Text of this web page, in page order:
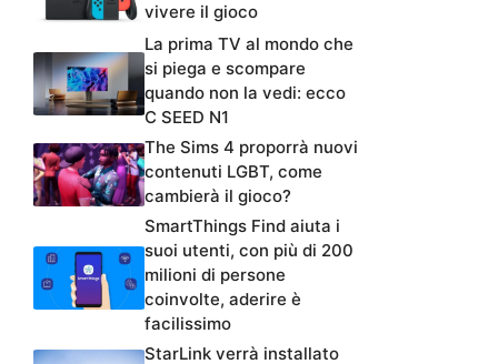
vivere il gioco
La prima TV al mondo che
si piega e scompare
quando non la vedi: ecco
C SEED N1
The Sims 4 proporrà nuovi
contenuti LGBT, come
cambierà il gioco?
SmartThings Find aiuta i
suoi utenti, con più di 200
milioni di persone
coinvolte, aderire è
facilissimo
StarLink verrà installato